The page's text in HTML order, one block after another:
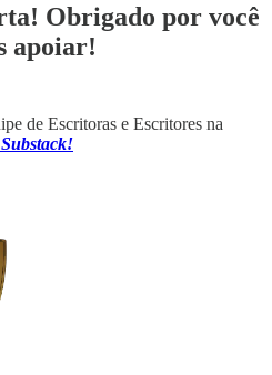
Obrigado por você
apoiar!
de Escritoras e Escritores na